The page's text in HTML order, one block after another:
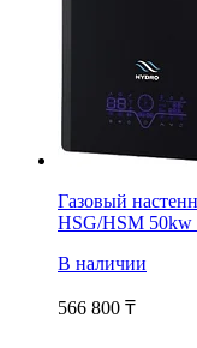
Газовый
HSG/HSM
В наличии
566 800 ₸